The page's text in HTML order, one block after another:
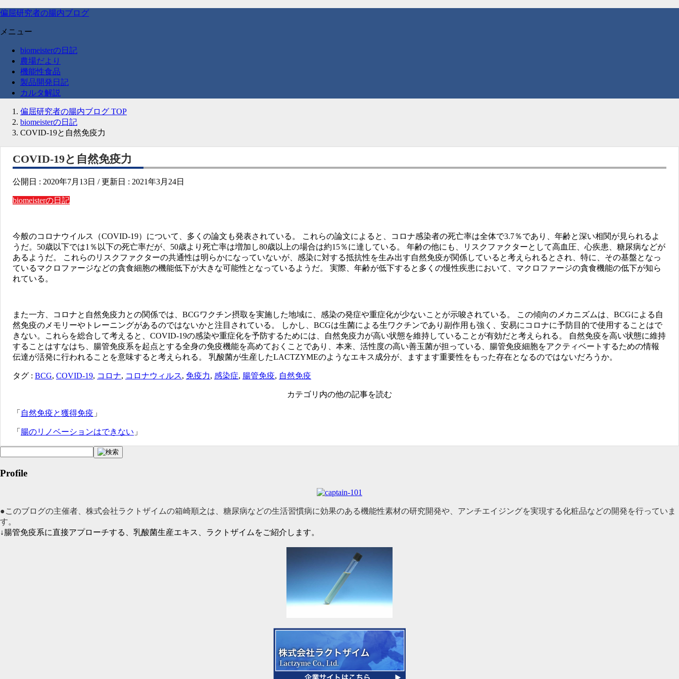
偏屈研究者の腸内ブログ
メニュー
biomeisterの日記
農場だより
機能性食品
製品開発日記
カルタ解説
偏屈研究者の腸内ブログ TOP
biomeisterの日記
COVID-19と自然免疫力
COVID-19と自然免疫力
公開日 : 2020年7月13日 / 更新日 : 2021年3月24日
biomeisterの日記
今般のコロナウイルス（COVID-19）について、多くの論文も発表されている。 これらの論文によると、コロナ感染者の死亡率は全体で3.7％であり、年齢と深い相関が見られるよ
うだ。50歳以下では1％以下の死亡率だが、50歳より死亡率は増加し80歳以上の場合は約15％に達している。 年齢の他にも、リスクファクターとして高血圧、心疾患、糖尿病などが
あるようだ。 これらのリスクファクターの共通性は明らかになっていないが、感染に対する抵抗性を生み出す自然免疫が関係していると考えられるとされ、特に、その基盤となっ
ているマクロファージなどの貪食細胞の機能低下が大きな可能性となっているようだ。 実際、年齢が低下すると多くの慢性疾患において、マクロファージの貪食機能の低下が知ら
れている。
また一方、コロナと自然免疫力との関係では、BCGワクチン摂取を実施した地域に、感染の発症や重症化が少ないことが示唆されている。 この傾向のメカニズムは、BCGによる自
然免疫のメモリーやトレーニングがあるのではないかと注目されている。 しかし、BCGは生菌による生ワクチンであり副作用も強く、安易にコロナに予防目的で使用することはで
きない。これらを総合して考えると、COVID-19の感染や重症化を予防するためには、自然免疫力が高い状態を維持していることが有効だと考えられる。 自然免疫を高い状態に維持
することはすなはち、腸管免疫系を起点とする全身の免疫機能を高めておくことであり、本来、活性度の高い善玉菌が担っている、腸管免疫細胞をアクティベートするための情報
伝達が活発に行われることを意味すると考えられる。 乳酸菌が生産したLACTZYMEのようなエキス成分が、ますます重要性をもった存在となるのではないだろうか。
タグ : BCG, COVID-19, コロナ, コロナウィルス, 免疫力, 感染症, 腸管免疫, 自然免疫
カテゴリ内の他の記事を読む
「 自然免疫と獲得免疫 」
「 腸のリノベーションはできない 」
Profile
●このブログの主催者、株式会社ラクトザイムの箱崎順之は、糖尿病などの生活習慣病に効果のある機能性素材の研究開発や、アンチエイジングを実現する化粧品などの開発を行っていま
す。
↓腸管免疫系に直接アプローチする、乳酸菌生産エキス、ラクトザイムをご紹介します。